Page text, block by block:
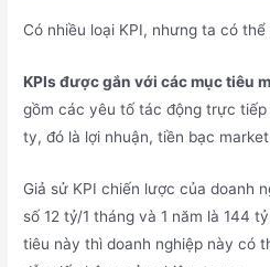
Có nhiều loại KPI, nhưng ta có
KPIs được gắn với các mục tiêu
gồm các yêu tố tác động trực
ty, đó là lợi nhuận, tiền bạc
Giả sử KPI chiến lược của doanh
số 12 tỷ/1 tháng và 1 năm là 144
tiêu này thì doanh nghiệp này có